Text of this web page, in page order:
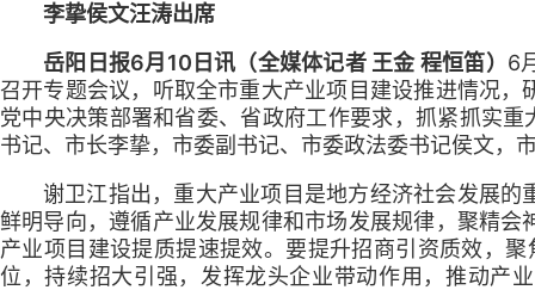
李挚侯文汪涛出席
岳阳日报6月10日讯（全媒体记者 王金 程恒笛） 6
召开专题会议，听取全市重大产业项目建设推进情况
党中央决策部署和省委、省政府工作要求，抓紧抓实
书记、市长李挚，市委副书记、市委政法委书记侯文，
谢卫江指出，重大产业项目是地方经济社会发展
鲜明导向，遵循产业发展规律和市场发展规律，聚精
产业项目建设提质提速提效。要提升招商引资质效，
位，持续招大引强，发挥龙头企业带动作用，推动产